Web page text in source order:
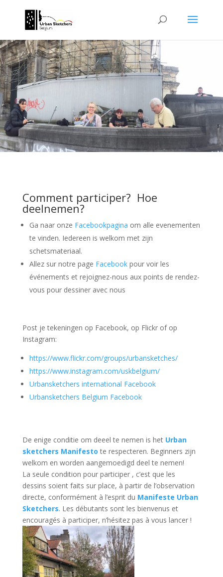
Comment participer? Hoe
deelnemen?
Ga naar onze Facebookpagina om alle evenementen
te vinden. Iedereen is welkom met zijn
schetsmateriaal.
Allez sur notre page Facebookpour voir les
événements et rejoignez-nous aux points de rendez-
vous pour dessiner avec nous
Post je tekeningen op Facebook, op Flickr of op
Instagram:
https://www.flickr.com/groups/urbansketches/
https://www.instagram.com/uskbelgium/
Urbansketchers international Facebook
Urbansketchers Belgium Facebook
De enige conditie om deeel te nemen is het Urban
sketchers Manifesto te respecteren. Beginners zijn
welkom en worden aangemoedigd deel te nemen!
La seule condition pour participer , c’est que les
dessins soient faits sur place, à partir de l’observation
directe, conformément à l’esprit du Manifeste Urban
Sketchers. Les débutants sont les bienvenus et
encouragés à participer, n’hésitez pas à vous lancer !